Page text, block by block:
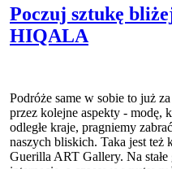
Poczuj sztukę
HIQALA
Podróże same w sobie to już
przez kolejne aspekty - modę,
odległe kraje, pragniemy
naszych bliskich. Taka jest
Guerilla ART Gallery. Na